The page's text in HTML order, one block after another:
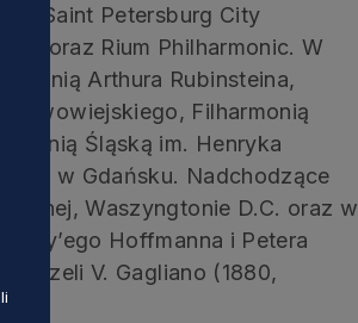
Saint Petersburg City
oraz Rium Philharmonic. W
Arthura Rubinsteina,
Filharmonią
Śląską im. Henryka
w Gdańsku. Nadchodzące
Waszyngtonie D.C. oraz w
Hoffmanna i Petera
V. Gagliano (1880,